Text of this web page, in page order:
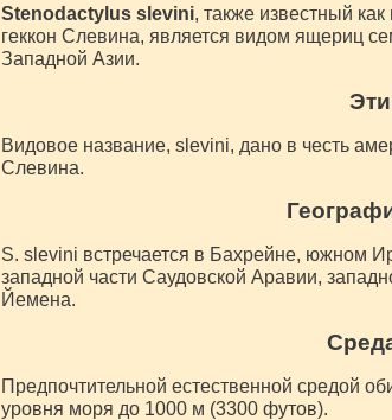
Stenodactylus slevini, также известный
геккон Слевина, является видом ящериц
Западной Азии.
Видовое название, slevini, дано в честь
Слевина.
S. slevini встречается в Бахрейне, южном
западной части Саудовской Аравии,
Йемена.
Предпочтительной естественной средой
уровня моря до 1000 м (3300 футов).